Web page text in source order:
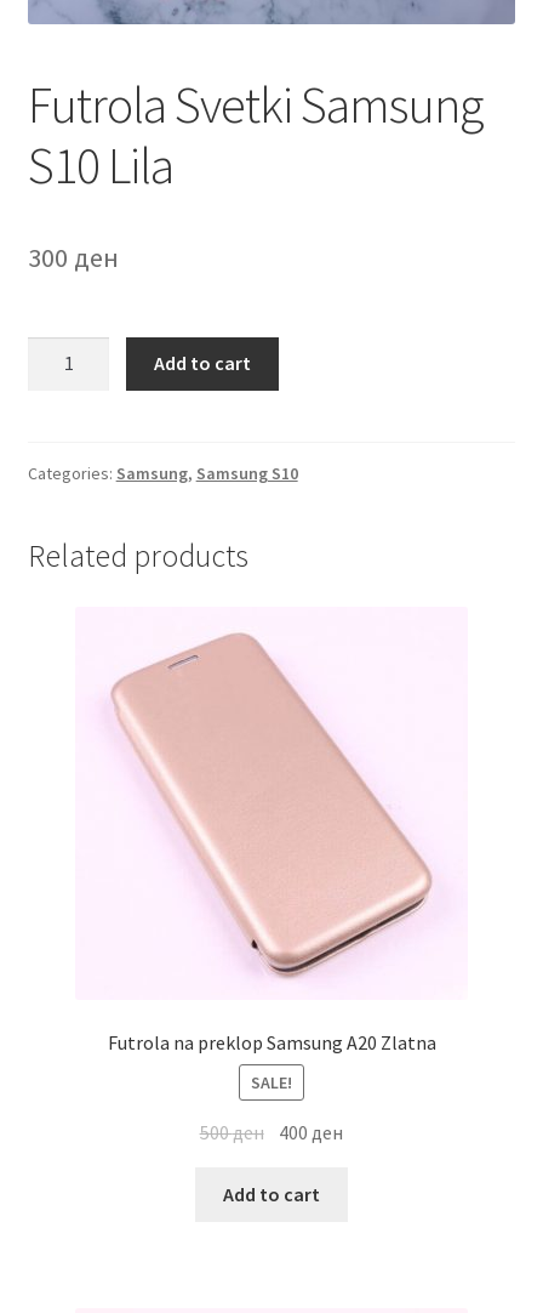
Мој профил
Продавница
Сервис за мобилни телефони
Futrola Svetki Samsung
S10 Lila
300 ден
Lila
Add to cart
Categories: Samsung, Samsung S10
Related products
Futrola na preklop Samsung A20 Zlatna
SALE!
500ден 400ден
Add to cart